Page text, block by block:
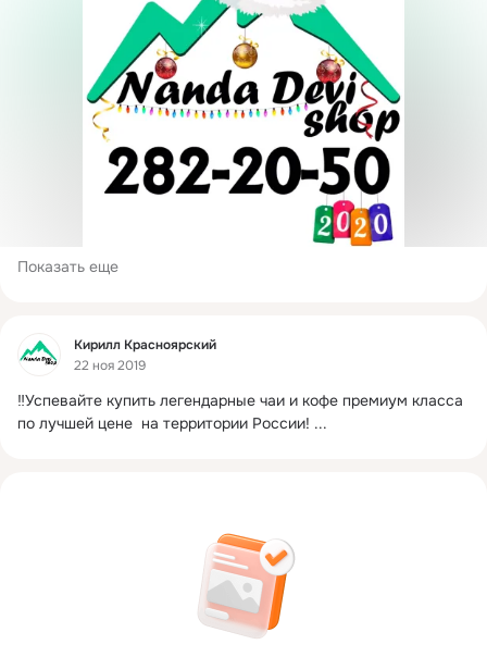
Показать еще
Фид
Кирилл Красноярский
22 ноя 2019
‼️Успевайте купить легендарные чаи и кофе премиум класса
по лучшей цене  на территории России! ...